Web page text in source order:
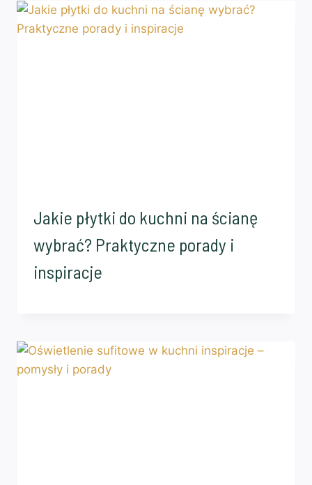
Jakie płytki do kuchni na ścianę
wybrać? Praktyczne porady i
inspiracje